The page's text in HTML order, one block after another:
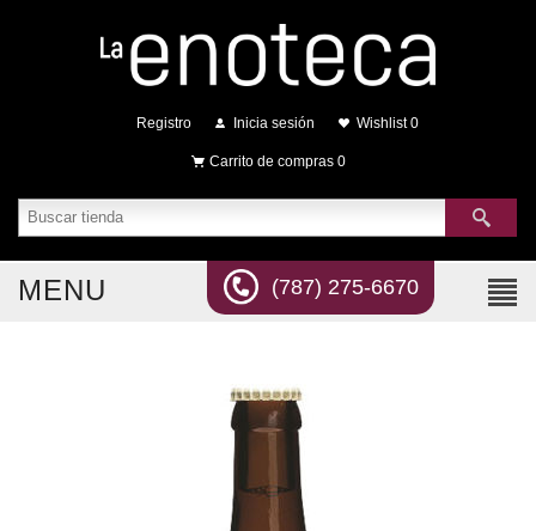
Registro Inicia sesión Wishlist 0
Carrito de compras 0
(787) 275-6670
MENU